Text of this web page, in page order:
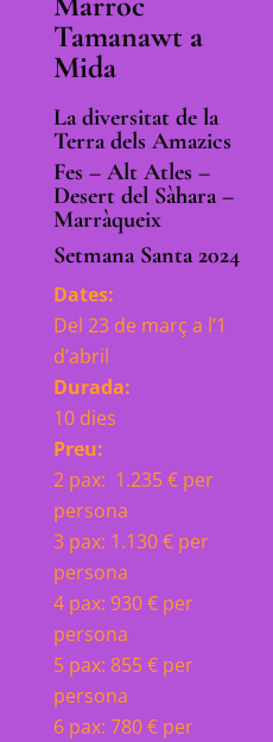
Tamanawt a
Mida
La diversitat de la
Terra dels Amazics
Fes – Alt Atles –
Desert del Sàhara –
Marràqueix
Setmana Santa 2024
Dates:
Del 23 de març a l’1
d’abril
Durada:
10 dies
Preu:
2 pax: 1.235 € per
persona
3 pax: 1.130 € per
persona
4 pax: 930 € per
persona
5 pax: 855 € per
persona
6 pax: 780 € per